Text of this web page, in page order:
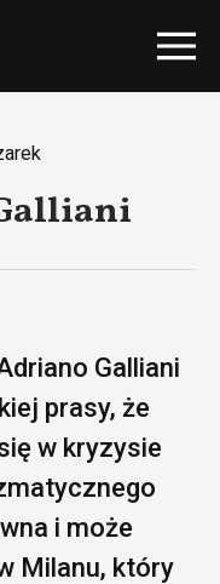
Galliani
prasy, że
w kryzysie
i może
Milanu, który